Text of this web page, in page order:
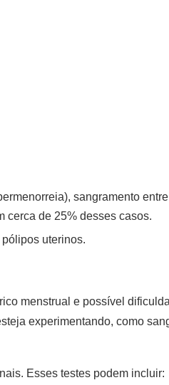
sangramento
cerca de 25% desses casos.
uterinos.
menstrual e possível
experimentando, como
Esses testes podem incluir: